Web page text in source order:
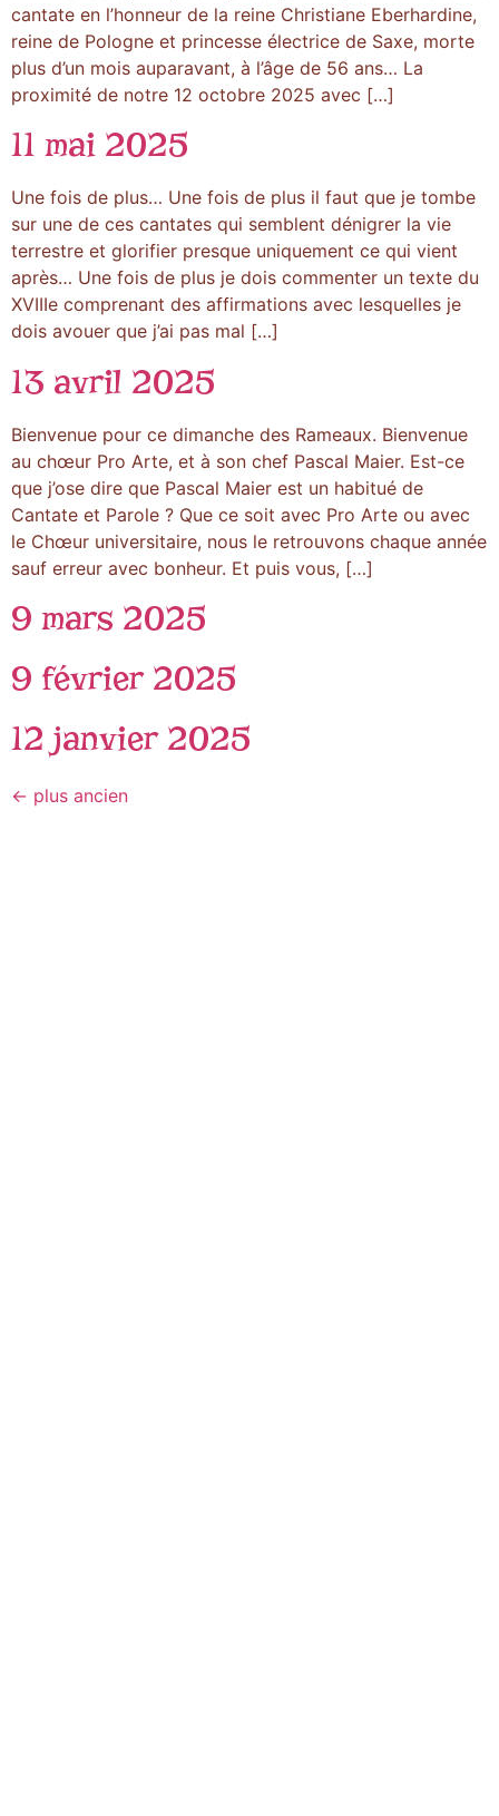
cantate en l’honneur de la reine Christiane Eberhardine,
reine de Pologne et princesse électrice de Saxe, morte
plus d’un mois auparavant, à l’âge de 56 ans… La
proximité de notre 12 octobre 2025 avec […]
11 mai 2025
Une fois de plus… Une fois de plus il faut que je tombe
sur une de ces cantates qui semblent dénigrer la vie
terrestre et glorifier presque uniquement ce qui vient
après… Une fois de plus je dois commenter un texte du
XVIIIe comprenant des affirmations avec lesquelles je
dois avouer que j’ai pas mal […]
13 avril 2025
Bienvenue pour ce dimanche des Rameaux. Bienvenue
au chœur Pro Arte, et à son chef Pascal Maier. Est-ce
que j’ose dire que Pascal Maier est un habitué de
Cantate et Parole ? Que ce soit avec Pro Arte ou avec
le Chœur universitaire, nous le retrouvons chaque année
sauf erreur avec bonheur. Et puis vous, […]
9 mars 2025
9 février 2025
12 janvier 2025
← plus ancien